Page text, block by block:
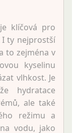
klíčová pro
I ty nejprostší
to zejména v
kyselinu
vlhkost. Je
hydratace
ale také
režimu a
vodu, jako